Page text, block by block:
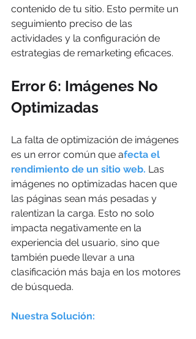
contenido de tu sitio. Esto permite un
seguimiento preciso de las
actividades y la configuración de
estrategias de remarketing eficaces.
Error 6: Imágenes No
Optimizadas
La falta de optimización de imágenes
es un error común que afecta el
rendimiento de un sitio web. Las
imágenes no optimizadas hacen que
las páginas sean más pesadas y
ralentizan la carga. Esto no solo
impacta negativamente en la
experiencia del usuario, sino que
también puede llevar a una
clasificación más baja en los motores
de búsqueda.
Nuestra Solución: